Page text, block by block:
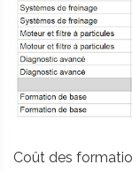
Coût des